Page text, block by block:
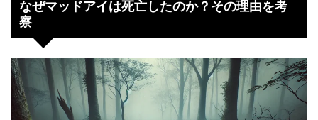
なぜマッドアイは死亡したのか？その理由を考
察